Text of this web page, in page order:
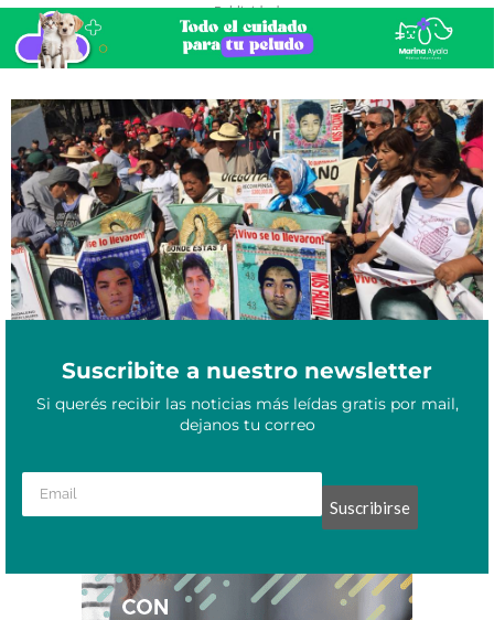
- Publicidad -
Los padres de los 43 estudiantes desaparecidos de Ayotzinapa
repudiaron la absolución de los acusados
Septiembre 20, 2022
Suscribite a nuestro newsletter
Si querés recibir las noticias más leídas gratis por mail,
dejanos tu correo
Suscribirse